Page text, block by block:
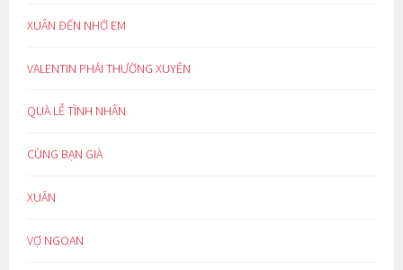
XUÂN ĐẾN NHỚ EM
VALENTIN PHẢI THƯỜNG XUYÊN
QUÀ LỄ TÌNH NHÂN
CÙNG BẠN GIÀ
XUÂN
VỢ NGOAN